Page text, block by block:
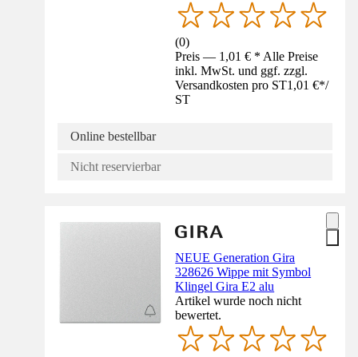
(0)
Preis — 1,01 € * Alle Preise
inkl. MwSt. und ggf. zzgl.
Versandkosten pro ST1,01 €*/
ST
Online bestellbar
Nicht reservierbar
NEUE Generation Gira
328626 Wippe mit Symbol
Klingel Gira E2 alu
Artikel wurde noch nicht
bewertet.